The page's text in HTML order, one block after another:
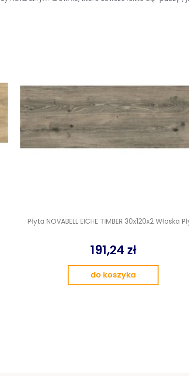
Płyta NOVABELL EICHE TIMBER 30x120x2 Włoska
191,24 zł
do koszyka